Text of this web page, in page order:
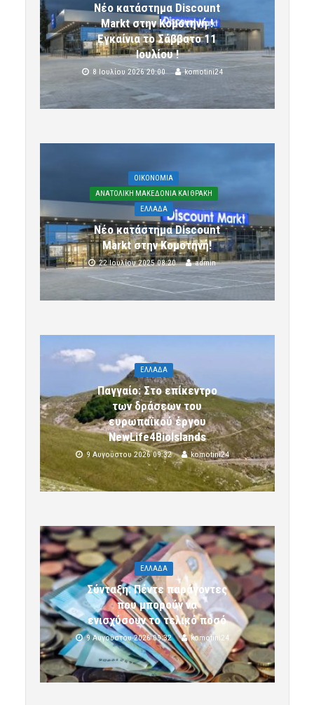
Νέο κατάστημα Discount
Markt στην Κομοτηνή !
Εγκαίνια το Σάββατο 11
Ιουλίου !
8 Ιουλίου 2026 20:00 komotini24
OIKONOMIA
ΑΝΑΤΟΛΙΚΗ ΜΑΚΕΔΟΝΙΑ ΚΑΙ ΘΡΑΚΗ
ΕΛΛΑΔΑ
Νέο κατάστημα Discount
Markt στην Κομοτηνή!
22 Ιουλίου 2025 08:20 admin
ΕΛΛΑΔΑ
Παγγαίο: Στο επίκεντρο
των δράσεων του
ευρωπαϊκού έργου
NewLife4BioIslands
9 Αυγούστου 2026 09:32 komotini24
ΕΛΛΑΔΑ
Σύνταξη: Πέντε παράγοντες
που μπορούν να
ενισχύσουν το τελικό ποσό
9 Αυγούστου 2026 09:32 komotini24